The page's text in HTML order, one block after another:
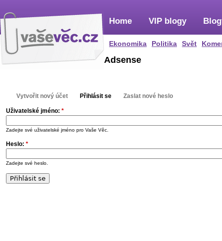
Home
Ekonomika Politika Svět
VIP blogy
Adsense
Vytvořit nový účet Přihlásit se Zaslat nové heslo
Uživatelské jméno: *
Zadejte své uživatelské jméno pro Vaše Věc.
Heslo: *
Zadejte své heslo.